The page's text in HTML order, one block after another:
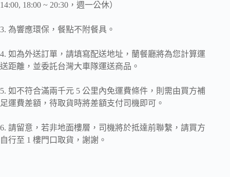
14:00, 18:00 ~ 20:30，週一公休）
3. 為響應環保，餐點不附餐具。
4. 如為外送訂單，請填寫配送地址，蘭餐廳將為您計算運
送距離，並委託台灣大車隊運送商品。
5. 如不符合滿兩千元 5 公里內免運費條件，則需由買方補
足運費差額，待取貨時將差額支付司機即可。
6. 請留意，若非地面樓層，司機將於抵達前聯繫，請買方
自行至 1 樓門口取貨，謝謝。